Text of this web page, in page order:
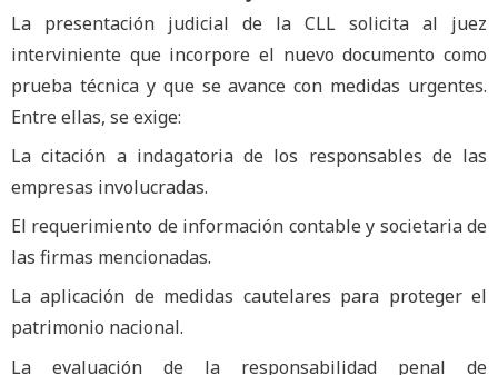
La presentación judicial de la CLL solicita al juez
interviniente que incorpore el nuevo documento como
prueba técnica y que se avance con medidas urgentes.
Entre ellas, se exige:
La citación a indagatoria de los responsables de las
empresas involucradas.
El requerimiento de información contable y societaria de
las firmas mencionadas.
La aplicación de medidas cautelares para proteger el
patrimonio nacional.
La evaluación de la responsabilidad penal de